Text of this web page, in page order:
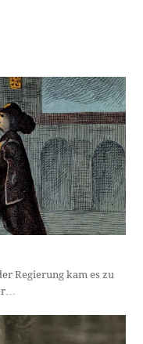
Regierung kam es zu